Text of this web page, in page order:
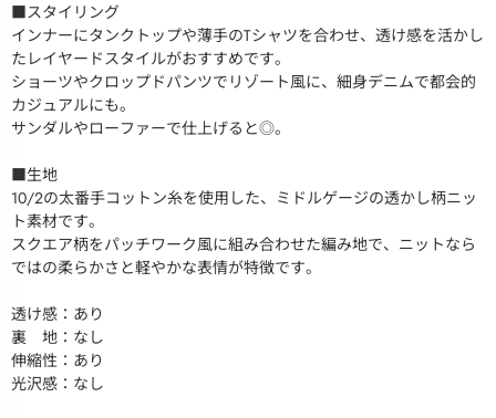
■スタイリング
インナーにタンクトップや薄手のTシャツを合わせ、透け感を活かし
たレイヤードスタイルがおすすめです。
ショーツやクロップドパンツでリゾート風に、細身デニムで都会的
カジュアルにも。
サンダルやローファーで仕上げると◎。
■生地
10/2の太番手コットン糸を使用した、ミドルゲージの透かし柄ニッ
ト素材です。
スクエア柄をパッチワーク風に組み合わせた編み地で、ニットなら
ではの柔らかさと軽やかな表情が特徴です。
透け感：あり
裏 地：なし
伸縮性：あり
光沢感：なし